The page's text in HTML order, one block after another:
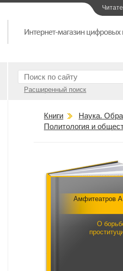
Расширенный поиск
Книги
Наука.
Политология и
Амфитеатров
О